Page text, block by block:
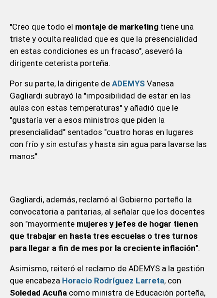
"Creo que todo el montaje de marketingtiene una
triste y oculta realidad que es que la presencialidad
en estas condiciones es un fracaso", aseveró la
dirigente ceterista porteña.
Por su parte, la dirigente de ADEMYS Vanesa
Gagliardi subrayó la "imposibilidad de estar en las
aulas con estas temperaturas" y añadió que le
"gustaría ver a esos ministros que piden la
presencialidad" sentados "cuatro horas en lugares
con frío y sin estufas y hasta sin agua para lavarse las
manos".
Gagliardi, además, reclamó al Gobierno porteño la
convocatoria a paritarias, al señalar que los docentes
son "mayormente mujeres y jefes de hogar tienen
que trabajar en hasta tres escuelas o tres turnos
para llegar a fin de mes por la creciente inflación".
Asimismo, reiteró el reclamo de ADEMYS a la gestión
que encabeza Horacio Rodríguez Larreta, con
Soledad Acuñacomo ministra de Educación porteña,